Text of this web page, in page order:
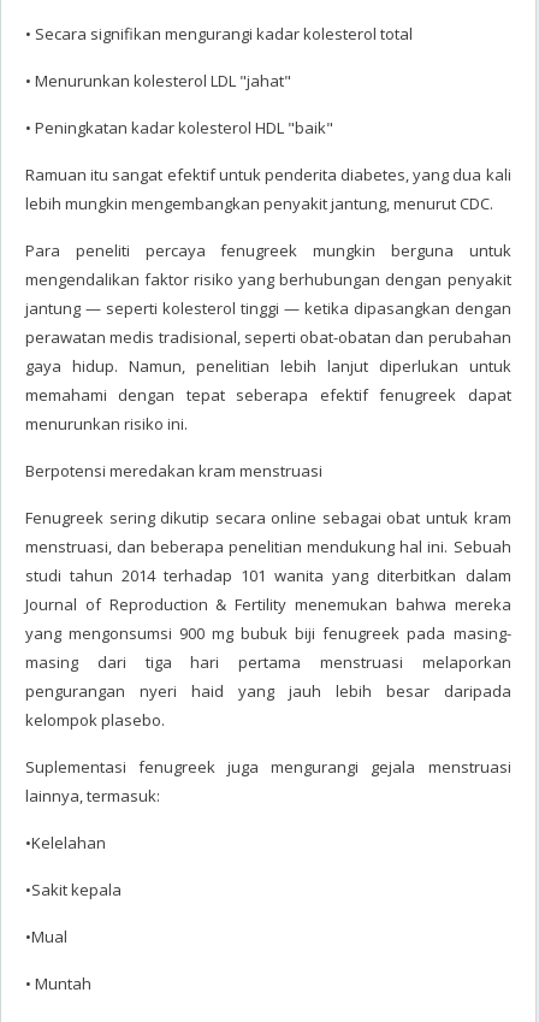
• Secara signifikan mengurangi kadar kolesterol total
• Menurunkan kolesterol LDL "jahat"
• Peningkatan kadar kolesterol HDL "baik"
Ramuan itu sangat efektif untuk penderita diabetes, yang dua kali
lebih mungkin mengembangkan penyakit jantung, menurut CDC.
Para peneliti percaya fenugreek mungkin berguna untuk
mengendalikan faktor risiko yang berhubungan dengan penyakit
jantung — seperti kolesterol tinggi — ketika dipasangkan dengan
perawatan medis tradisional, seperti obat-obatan dan perubahan
gaya hidup. Namun, penelitian lebih lanjut diperlukan untuk
memahami dengan tepat seberapa efektif fenugreek dapat
menurunkan risiko ini.
Berpotensi meredakan kram menstruasi
Fenugreek sering dikutip secara online sebagai obat untuk kram
menstruasi, dan beberapa penelitian mendukung hal ini. Sebuah
studi tahun 2014 terhadap 101 wanita yang diterbitkan dalam
Journal of Reproduction & Fertility menemukan bahwa mereka
yang mengonsumsi 900 mg bubuk biji fenugreek pada masing-
masing dari tiga hari pertama menstruasi melaporkan
pengurangan nyeri haid yang jauh lebih besar daripada
kelompok plasebo.
Suplementasi fenugreek juga mengurangi gejala menstruasi
lainnya, termasuk:
•Kelelahan
•Sakit kepala
•Mual
• Muntah